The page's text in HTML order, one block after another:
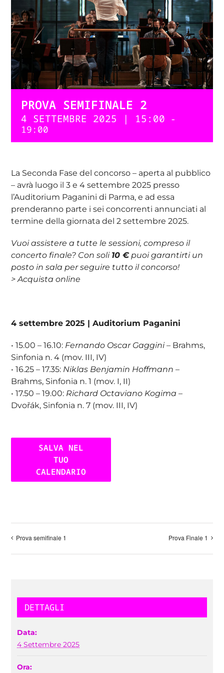
PROVA SEMIFINALE 2
4 SETTEMBRE 2025 | 15:00 -
19:00
La Seconda Fase del concorso – aperta al pubblico
– avrà luogo il 3 e 4 settembre 2025 presso
l’Auditorium Paganini di Parma, e ad essa
prenderanno parte i sei concorrenti annunciati al
termine della giornata del 2 settembre 2025.
Vuoi assistere a tutte le sessioni, compreso il
concerto finale? Con soli 10 €puoi garantirti un
posto in sala per seguire tutto il concorso!
>Acquista online
4 settembre 2025 | Auditorium Paganini
• 15.00 – 16.10: Fernando Oscar Gaggini– Brahms,
Sinfonia n. 4 (mov. III, IV)
• 16.25 – 17.35: Niklas Benjamin Hoffmann –
Brahms, Sinfonia n. 1 (mov. I, II)
• 17.50 – 19.00: Richard Octaviano Kogima –
Dvořák, Sinfonia n. 7 (mov. III, IV)
SALVA NEL
TUO
CALENDARIO
Prova semifinale 1 Prova Finale 1
DETTAGLI
Data:
4 Settembre 2025
Ora: